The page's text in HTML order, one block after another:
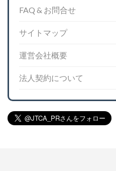
FAQ & お問合せ
サイトマップ
運営会社概要
法人契約について